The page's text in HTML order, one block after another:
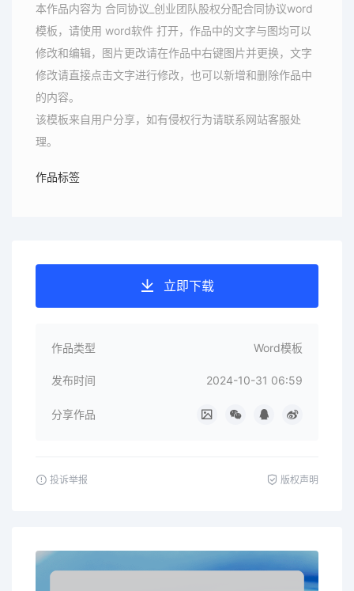
本作品内容为 合同协议_创业团队股权分配合同协议word
模板，请使用 word软件 打开，作品中的文字与图均可以
修改和编辑，图片更改请在作品中右键图片并更换，文字
修改请直接点击文字进行修改，也可以新增和删除作品中
的内容。
该模板来自用户分享，如有侵权行为请联系网站客服处
理。
作品标签
立即下载
作品类型 Word模板
发布时间 2024-10-31 06:59
分享作品
投诉举报 版权声明